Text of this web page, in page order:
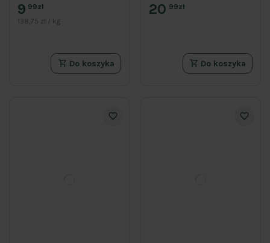
9 99zł
138,75 zł / kg
Do koszyka
20 99zł
Do koszyka